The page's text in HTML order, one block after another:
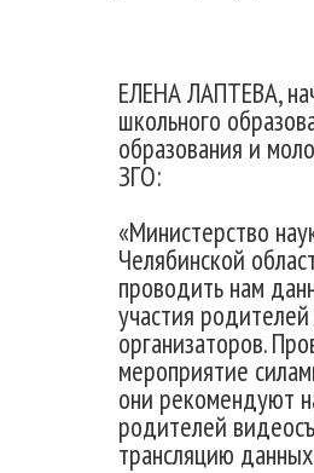
ЕЛЕНА ЛАПТЕВА,
школьного
образования и
ЗГО:
«Министерство
Челябинской
проводить нам
участия
организаторов.
мероприятие
они рекомендуют
родителей
трансляцию